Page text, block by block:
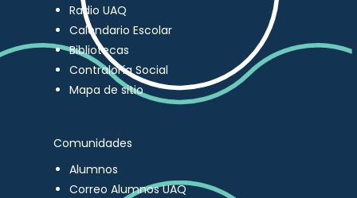
Radio UAQ
Calendario Escolar
Bibliotecas
Contraloría Social
Mapa de sitio
Comunidades
Alumnos
Correo Alumnos UAQ